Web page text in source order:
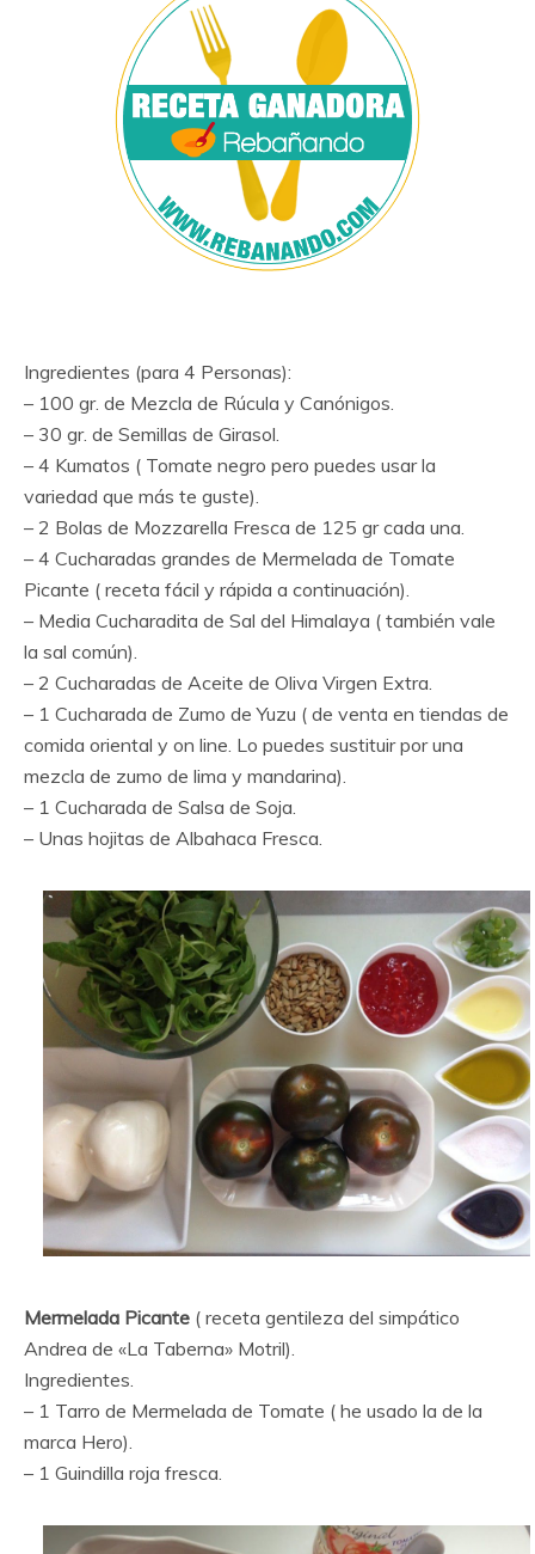
Ingredientes (para 4 Personas):
– 100 gr. de Mezcla de Rúcula y Canónigos.
– 30 gr. de Semillas de Girasol.
– 4 Kumatos ( Tomate negro pero puedes usar la
variedad que más te guste).
– 2 Bolas de Mozzarella Fresca de 125 gr cada una.
– 4 Cucharadas grandes de Mermelada de Tomate
Picante ( receta fácil y rápida a continuación).
– Media Cucharadita de Sal del Himalaya ( también vale
la sal común).
– 2 Cucharadas de Aceite de Oliva Virgen Extra.
– 1 Cucharada de Zumo de Yuzu ( de venta en tiendas de
comida oriental y on line. Lo puedes sustituir por una
mezcla de zumo de lima y mandarina).
– 1 Cucharada de Salsa de Soja.
– Unas hojitas de Albahaca Fresca.
Mermelada Picante ( receta gentileza del simpático
Andrea de «La Taberna» Motril).
Ingredientes.
– 1 Tarro de Mermelada de Tomate ( he usado la de la
marca Hero).
– 1 Guindilla roja fresca.